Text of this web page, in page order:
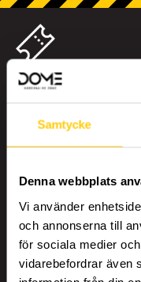
Samtycke
Denna webbplats
Vi använder
och annonserna till
för sociala medier
vidarebefordrar även